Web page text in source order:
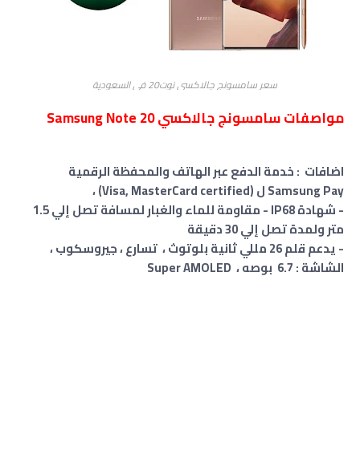
سعر سامسونج جالاكسي نوت20 في السعودية
مواصفات سامسونج جالاكسي Samsung Note 20
اضافات : خدمة الدفع عبر الهاتف والمحفظة الرقمية
Samsung Pay ل (Visa, MasterCard certified) ،
- شهادة IP68 - مقاومة للماء والغبار لمسافة تصل إلي 1.5
متر ولمدة تصل إلي 30 دقيقة
- يدعم قلم 26 مللي ثانية بلوتوث ، تسارع ، جيروسكوب ،
الشاشة : 6.7 بوصه ، Super AMOLED